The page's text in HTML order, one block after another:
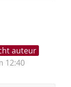
auteur
12:40